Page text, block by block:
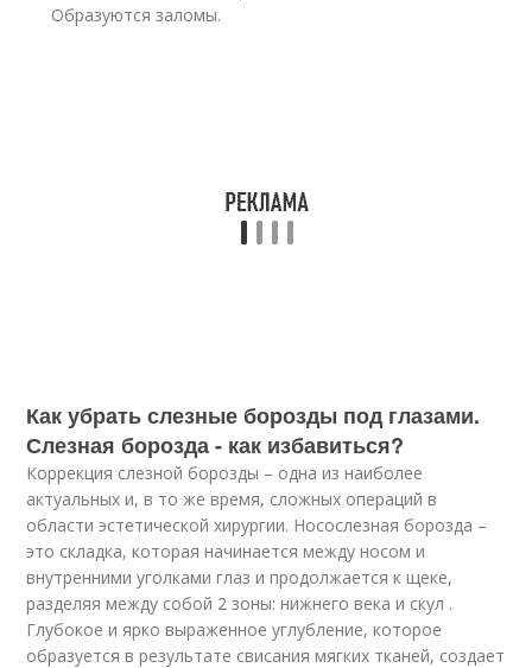
Образуются заломы.
Как убрать слезные борозды под глазами.
Слезная борозда - как избавиться?
Коррекция слезной борозды – одна из наиболее
актуальных и, в то же время, сложных операций в
области эстетической хирургии. Носослезная борозда –
это складка, которая начинается между носом и
внутренними уголками глаз и продолжается к щеке,
разделяя между собой 2 зоны: нижнего века и скул .
Глубокое и ярко выраженное углубление, которое
образуется в результате свисания мягких тканей, создает